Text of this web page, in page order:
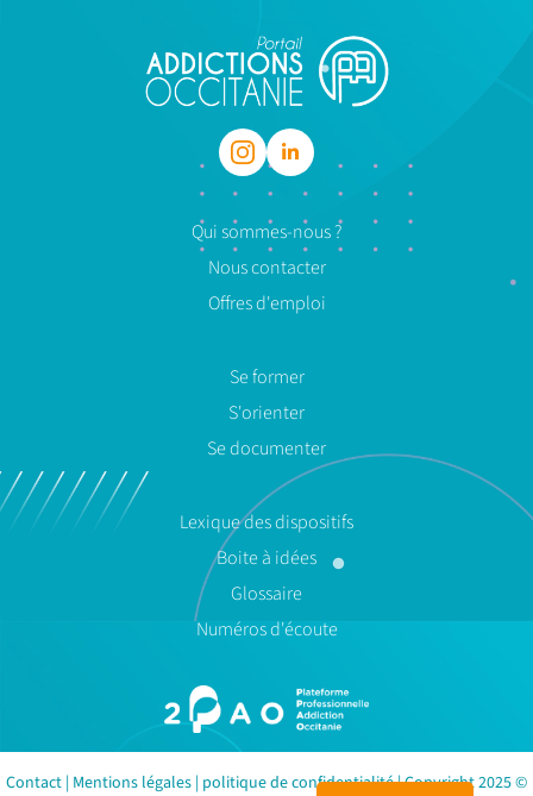
Qui sommes-nous ?
Nous contacter
Offres d'emploi
Se former
S'orienter
Se documenter
Lexique des dispositifs
Boite à idées
Glossaire
Numéros d'écoute
Contact | Mentions légales | politique de confidentialité| Copyright 2025 ©